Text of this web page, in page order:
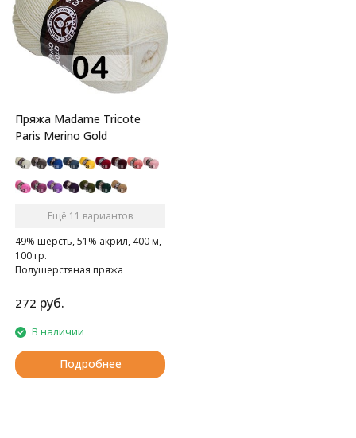
Пряжа Madame Tricote
Paris Merino Gold
Ещё 11 вариантов
49% шерсть, 51% акрил, 400 м,
100 гр.
Полушерстяная пряжа
272 руб.
В наличии
Подробнее